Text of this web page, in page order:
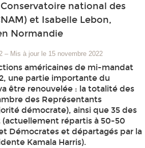
national des
et Isabelle Lebon,
Normandie
– Mis à jour le 15 novembre 2022
américaines de mi-mandat
une partie importante du
être renouvelée : la totalité des
des Représentants
démocrate), ainsi que 35 des
(actuellement répartis à 50-50
Démocrates et départagés par la
Kamala Harris).